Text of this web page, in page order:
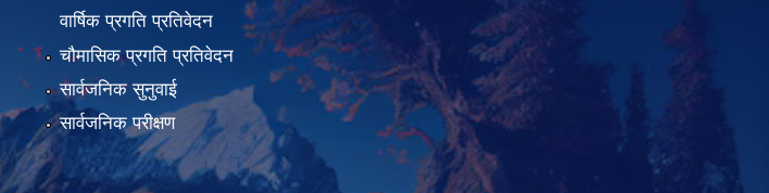
वार्षिक प्रगति प्रतिवेदन
चौमासिक प्रगति प्रतिवेदन
सार्वजनिक सुनुवाई
सार्वजनिक परीक्षण